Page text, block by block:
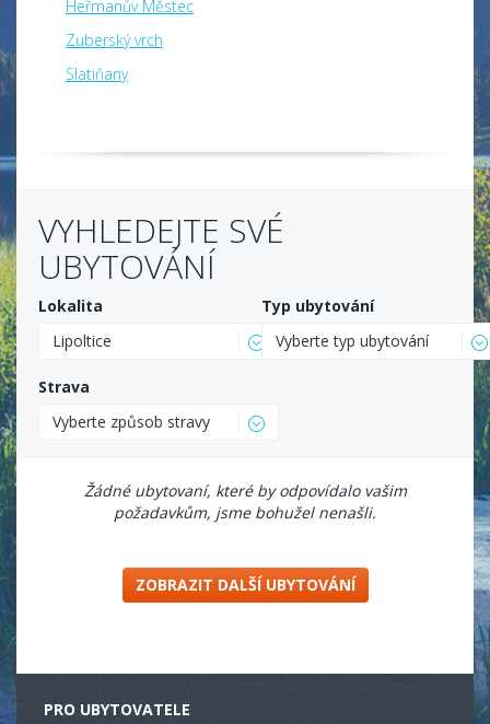
Heřmanův Městec
Zuberský vrch
Slatiňany
VYHLEDEJTE SVÉ
UBYTOVÁNÍ
Lokalita
Lipoltice
Typ ubytování
Vyberte typ ubytování
Strava
Vyberte způsob stravy
Žádné ubytovaní, které by odpovídalo vašim
požadavkům, jsme bohužel nenašli.
ZOBRAZIT DALŠÍ UBYTOVÁNÍ
PRO UBYTOVATELE